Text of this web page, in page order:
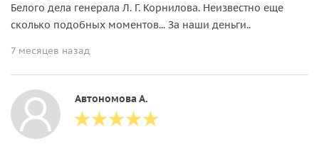
Белого дела генерала Л. Г. Корнилова. Неизвестно еще
сколько подобных моментов... За наши деньги..
7 месяцев назад
Автономова А.